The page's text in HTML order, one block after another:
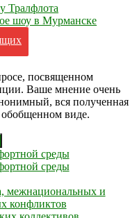
Тралфлота
шоу в Мурманске
посвященном
Ваше мнение очень
вся полученная
обобщенном виде.